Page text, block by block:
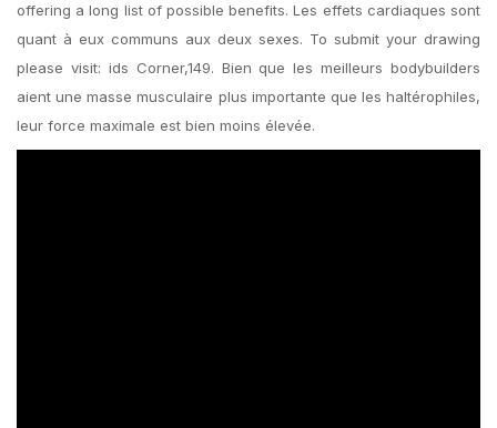
offering a long list of possible benefits. Les effets cardiaques sont
quant à eux communs aux deux sexes. To submit your drawing
please visit: ids Corner,149. Bien que les meilleurs bodybuilders
aient une masse musculaire plus importante que les haltérophiles,
leur force maximale est bien moins élevée.